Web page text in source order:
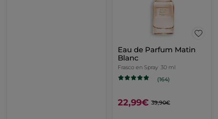
Eau de Parfum Matin
Blanc
Frasco en Spray 30 ml
(164)
22,99€ 39,90€